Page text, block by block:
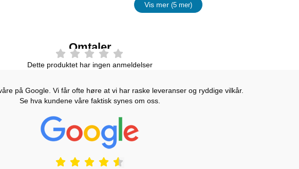
Vis mer (5 mer)
egenskaper
Omtaler
Dette produktet har ingen anmeldelser
på Google. Vi får ofte høre at vi har raske leveranser og ryddige vilkår.
Se hva kundene våre faktisk synes om oss.
Prisjakt Vurdering: 4.6 Stjerne